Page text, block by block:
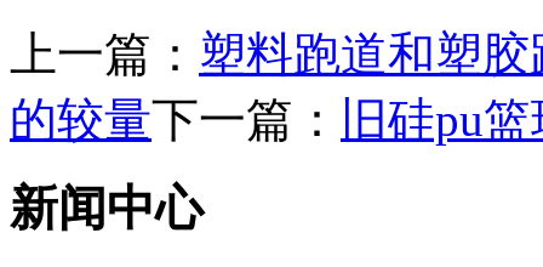
上一篇： 塑料跑道和塑
的较量下一篇： 旧硅pu
新闻中心